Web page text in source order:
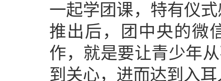
一起学团课，特有仪
推出后，团中央的微
作，就是要让青少年
到关心，进而达到入